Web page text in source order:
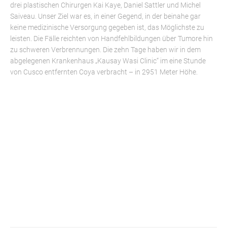
drei plastischen Chirurgen Kai Kaye, Daniel Sattler und Michel
Saiveau. Unser Ziel war es, in einer Gegend, in der beinahe gar
keine medizinische Versorgung gegeben ist, das Möglichste zu
leisten. Die Fälle reichten von Handfehlbildungen über Tumore hin
zu schweren Verbrennungen. Die zehn Tage haben wir in dem
abgelegenen Krankenhaus „Kausay Wasi Clinic“ im eine Stunde
von Cusco entfernten Coya verbracht – in 2951 Meter Höhe.